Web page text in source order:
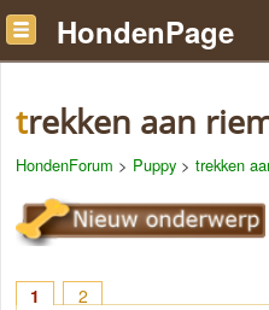
HondenPage
trekken aan
HondenForum > Puppy > trekken
1 2